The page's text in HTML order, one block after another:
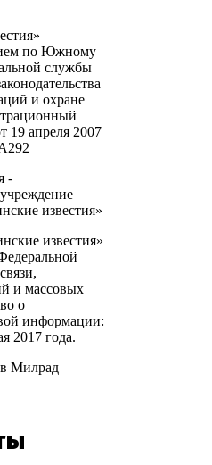
по Южному
службы
и охране
апреля 2007
-
известия»
известия»
и массовых
о
информации:
2017 года.
Милрад